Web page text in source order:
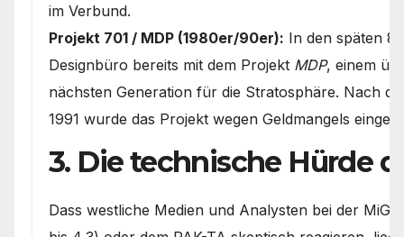
im Verbund.
Projekt 701 / MDP (1980er/90er): In den späten
Designbüro bereits mit dem Projekt MDP, einem
nächsten Generation für die Stratosphäre. Nach
1991 wurde das Projekt wegen Geldmangels
3. Die technische Hürde
Dass westliche Medien und Analysten bei der